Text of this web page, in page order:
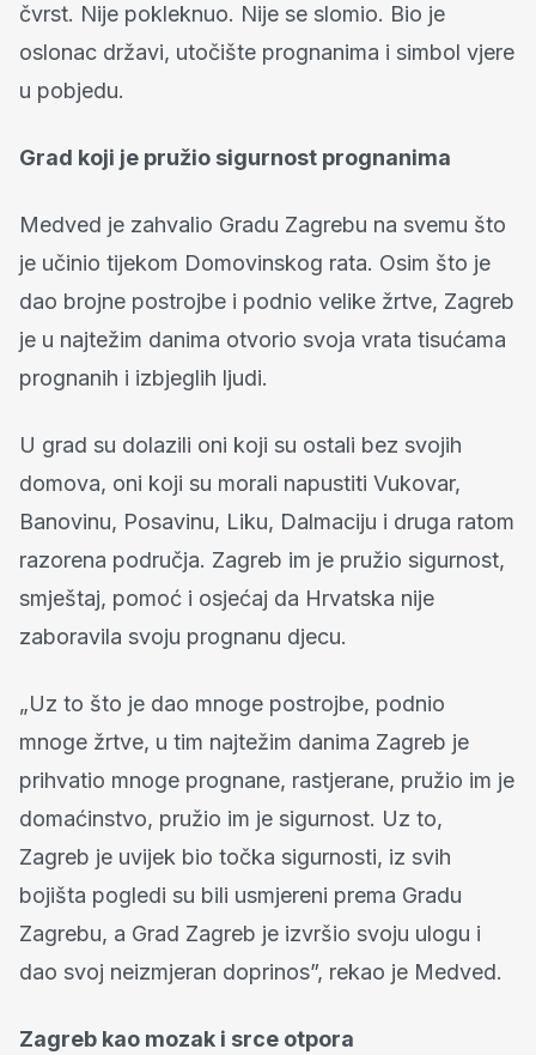
čvrst. Nije pokleknuo. Nije se slomio. Bio je
oslonac državi, utočište prognanima i simbol vjere
u pobjedu.
Grad koji je pružio sigurnost prognanima
Medved je zahvalio Gradu Zagrebu na svemu što
je učinio tijekom Domovinskog rata. Osim što je
dao brojne postrojbe i podnio velike žrtve, Zagreb
je u najtežim danima otvorio svoja vrata tisućama
prognanih i izbjeglih ljudi.
U grad su dolazili oni koji su ostali bez svojih
domova, oni koji su morali napustiti Vukovar,
Banovinu, Posavinu, Liku, Dalmaciju i druga ratom
razorena područja. Zagreb im je pružio sigurnost,
smještaj, pomoć i osjećaj da Hrvatska nije
zaboravila svoju prognanu djecu.
„Uz to što je dao mnoge postrojbe, podnio
mnoge žrtve, u tim najtežim danima Zagreb je
prihvatio mnoge prognane, rastjerane, pružio im je
domaćinstvo, pružio im je sigurnost. Uz to,
Zagreb je uvijek bio točka sigurnosti, iz svih
bojišta pogledi su bili usmjereni prema Gradu
Zagrebu, a Grad Zagreb je izvršio svoju ulogu i
dao svoj neizmjeran doprinos”, rekao je Medved.
Zagreb kao mozak i srce otpora